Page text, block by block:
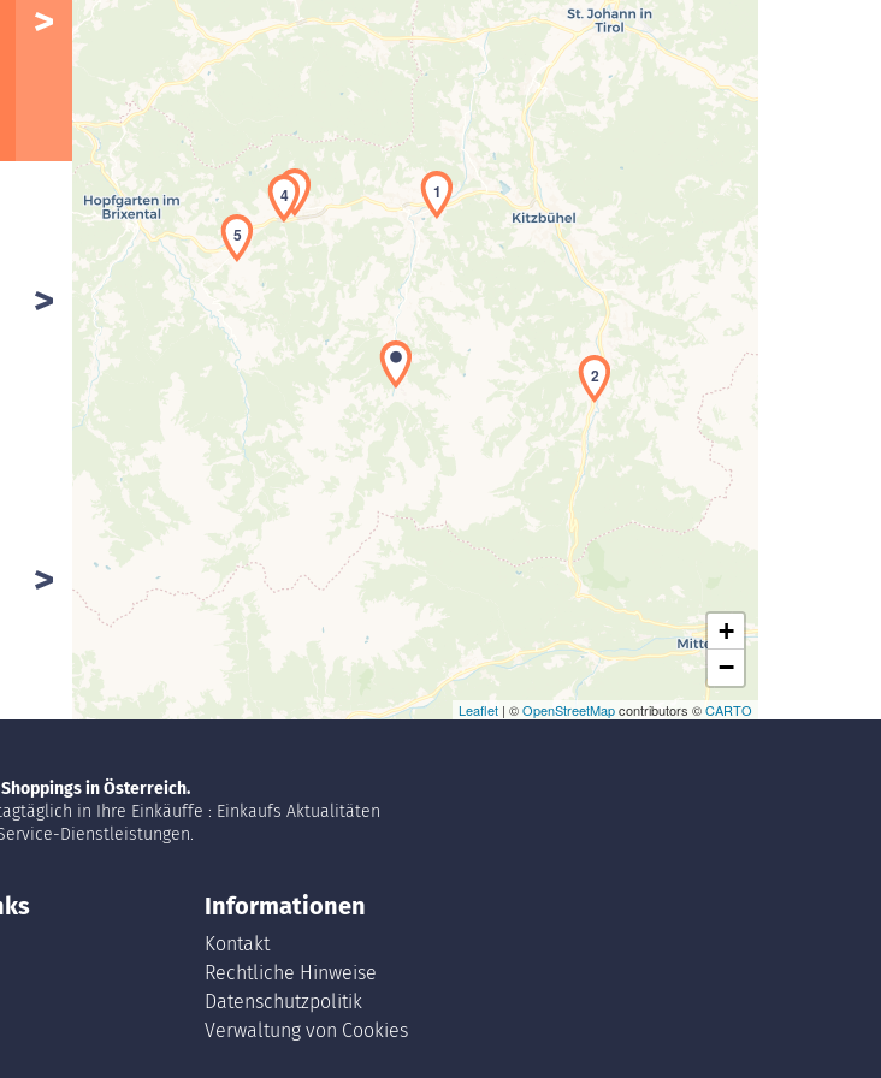
Laden der Karte...
1
2
3
4
5
+
−
Leaflet | ©OpenStreetMapcontributors ©CARTO
in Österreich.
in Ihre Einkäuffe : Einkaufs Aktualitäten
Dienstleistungen.
Informationen
Kontakt
Rechtliche Hinweise
Datenschutzpolitik
Verwaltung von Cookies